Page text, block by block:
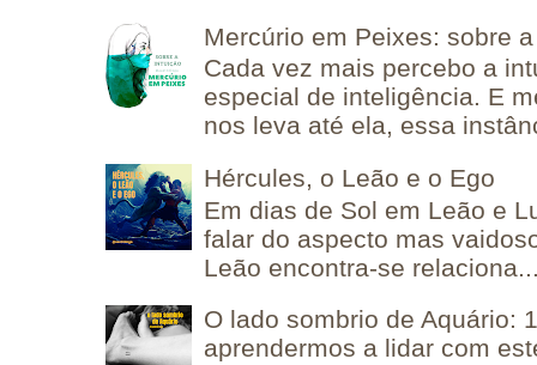
Mercúrio em Peixes: sobre
Cada vez mais percebo a
especial de inteligência. E
nos leva até ela, essa
Hércules, o Leão e o Ego
Em dias de Sol em Leão e
falar do aspecto mas
Leão encontra-se
O lado sombrio de Aquário:
aprendermos a lidar com